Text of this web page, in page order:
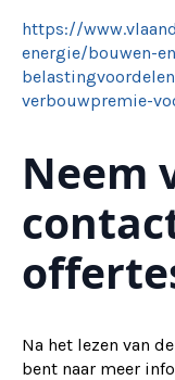
https://
energie/bouwen-
verbouwpremie-
Neem
Na het lezen van
bent naar meer